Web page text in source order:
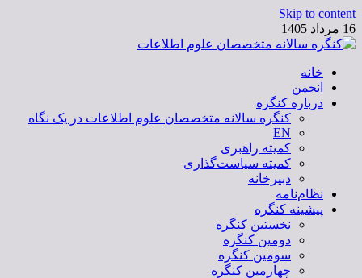
Skip to content
16 مرداد 1405
کنگره سالانه متخصصان علوم اطلاعات
خانه
انجمن
درباره کنگره
کنگره سالانه متخصصان علوم اطلاعات در یک نگاه
EN
کمیته راهبری
کمیته سیاست‌گذاری
دبیرخانه
نظام‌نامه
پیشینه کنگره
نخستین کنگره
دومین کنگره
سومین کنگره
چهارمین کنگره